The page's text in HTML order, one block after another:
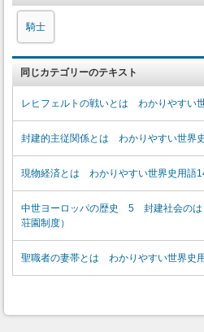
騎士
同じカテゴリーのテキスト
レヒフェルトの戦いとは わかりやすい
封建的主従関係とは わかりやすい世界
現物経済とは わかりやすい世界史用語
中世ヨーロッパの歴史 5 封建社会のは
荘園制度）
聖職者の妻帯とは わかりやすい世界史